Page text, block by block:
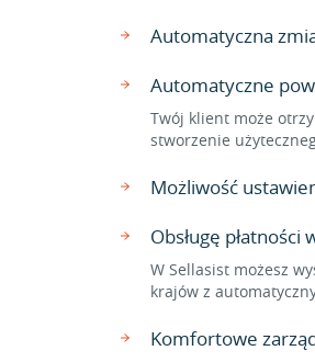
Automatyczna
Automatyczne
Twój klient może
stworzenie
Możliwość
Obsługę
W Sellasist możesz
krajów z
Komfortowe